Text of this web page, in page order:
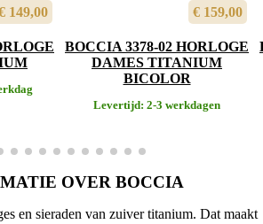
149,00 € 159,00
BOCCIA 3378-02 HORLOGE
DAMES TITANIUM
BICOLOR
Levertijd: 2-3 werkdagen
OVER BOCCIA
en sieraden van zuiver titanium. Dat maakt